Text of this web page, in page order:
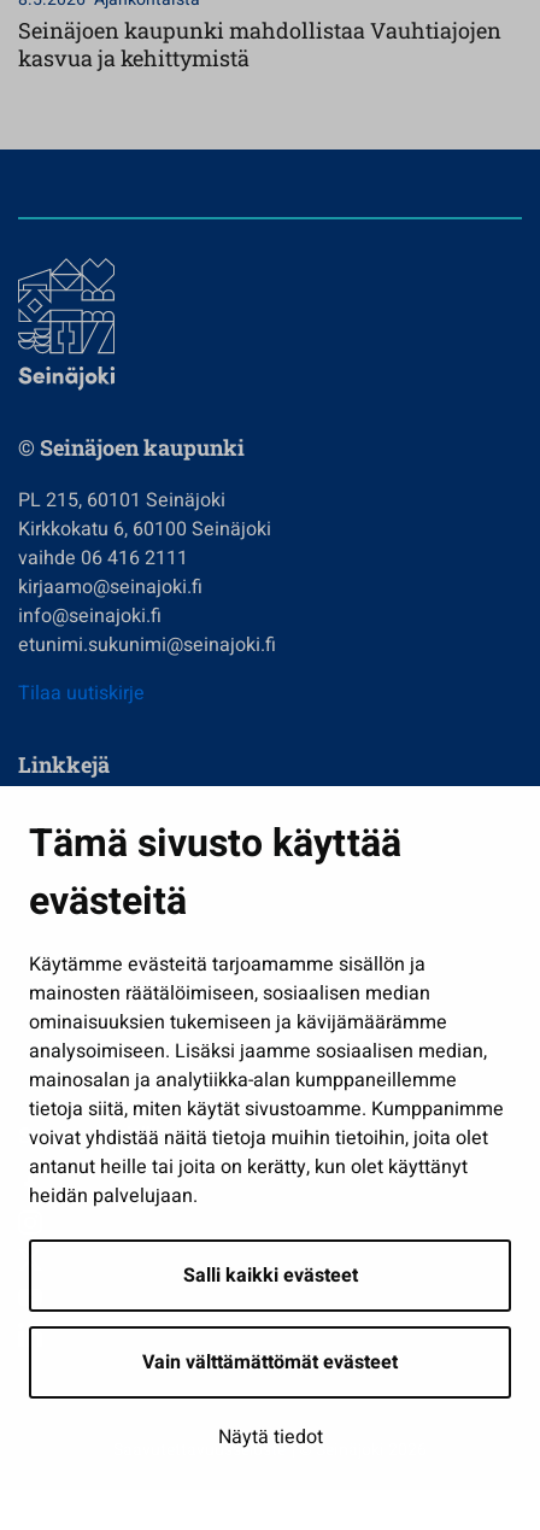
Tämä sivusto käyttää
evästeitä
Käytämme evästeitä tarjoamamme sisällön ja
mainosten räätälöimiseen, sosiaalisen median
ominaisuuksien tukemiseen ja kävijämäärämme
analysoimiseen. Lisäksi jaamme sosiaalisen median,
mainosalan ja analytiikka-alan kumppaneillemme
tietoja siitä, miten käytät sivustoamme. Kumppanimme
voivat yhdistää näitä tietoja muihin tietoihin, joita olet
antanut heille tai joita on kerätty, kun olet käyttänyt
heidän palvelujaan.
Salli kaikki evästeet
Vain välttämättömät evästeet
Näytä tiedot
Seinäjoen kaupunki mahdollistaa Vauhtiajojen
kasvua ja kehittymistä
© Seinäjoen kaupunki
PL 215, 60101 Seinäjoki
Kirkkokatu 6, 60100 Seinäjoki
vaihde 06 416 2111
kirjaamo@seinajoki.fi
info@seinajoki.fi
etunimi.sukunimi@seinajoki.fi
Tilaa uutiskirje
Linkkejä
Kasvatus ja opetus
Kulttuuri ja liikunta
Työ ja yrittäminen
Osallistu ja asioi
Näytä omat evästeasetukseni
Seuraa meitä
Saavutettavuusseloste | © Seinäjoki 2026